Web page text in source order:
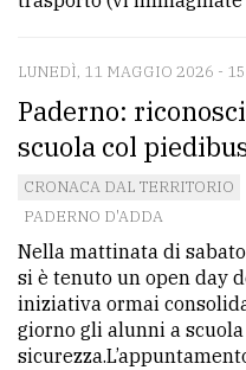
LUNEDÌ, 11 MAGGIO 2026 -
Paderno:
scuola col
CRONACA DAL TERRITORIO
PADERNO D'ADDA
Nella mattinata di sabato
si è tenuto un open day
iniziativa ormai
giorno gli alunni a